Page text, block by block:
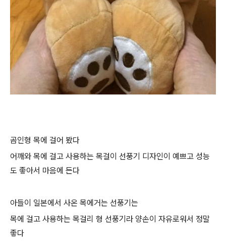
곰인형 목에 걸어 봤다
어깨와 목에 걸고 사용하는 목걸이 선풍기 디자인이 예쁘고 성능
도 좋아서 마음에 든다
아들이 일본에서 사온 목에거는 선풍기는
목에 걸고 사용하는 목걸리 형 선풍기라 양손이 자유로워서 정말
좋다